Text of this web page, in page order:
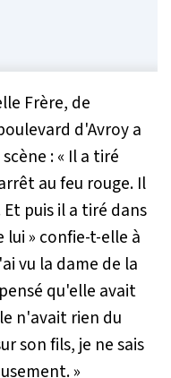
Frère, de
d'Avroy a
: « Il a tiré
au feu rouge. Il
puis il a tiré dans
lui » confie-t-elle à
vu la dame de la
qu'elle avait
n'avait rien du
son fils, je ne sais
. »